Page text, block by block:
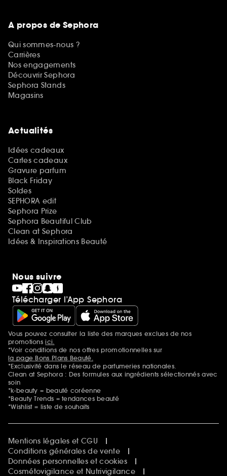
A propos de Sephora
Qui sommes-nous ?
Carrières
Nos engagements
Découvrir Sephora
Sephora Stands
Magasins
Actualités
Idées cadeaux
Cartes cadeaux
Gravure parfum
Black Friday
Soldes
SEPHORA edit
Sephora Prize
Sephora Beautiful Club
Clean at Sephora
Idées & Inspirations Beauté
Nous suivre
Télécharger l’App Sephora
Mentions additionnelles
Vous pouvez consulter la liste des marques exclues de nos
promotionsici.
*Voir conditions de nos offres promotionnelles sur
la page Bons Plans Beauté.
*Exclusivité dans le réseau de parfumeries nationales.
Clean at Sephora : Des formules aux ingrédients sélectionnés avec
soin
*k-beauty = beauté coréenne
*Beauty Trends = tendances beauté
*Wishlist = liste de souhaits
Mentions légales et CGU
Conditions générales de vente
Données personnelles et cookies
Cosmétovigilance et Nutrivigilance